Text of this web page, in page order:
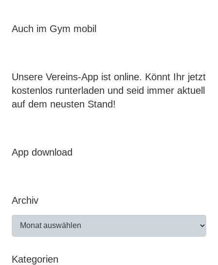
Auch im Gym mobil
Unsere Vereins-App ist online. Könnt Ihr jetzt
kostenlos runterladen und seid immer aktuell
auf dem neusten Stand!
App download
Archiv
Kategorien